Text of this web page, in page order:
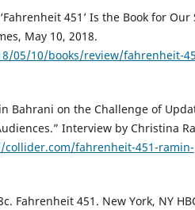
451’ Is the Book for Our
May 10, 2018.
05/10/books/review/fahrenheit-
Bahrani on the Challenge of
Interview by Christina
collider.com/fahrenheit-451-ramin-
Fahrenheit 451. New York, NY